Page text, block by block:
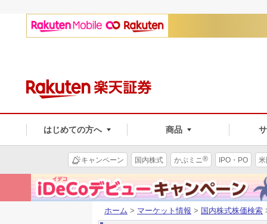
はじめての方へ 商品
キャンペーン 国内株式 かぶミニ® IPO・PO
ホーム > マーケット情報 > 国内株式株価検索